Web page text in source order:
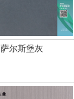
萨尔斯堡灰